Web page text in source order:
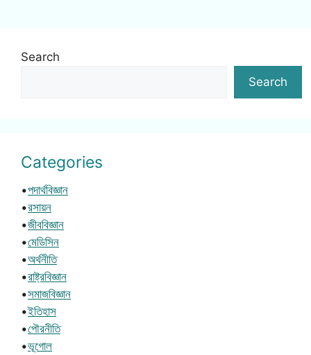
Search
Search
Categories
•পদার্থবিজ্ঞান
•রসায়ন
•জীববিজ্ঞান
•মেডিসিন
•অর্থনীতি
•রাষ্ট্রবিজ্ঞান
•সমাজবিজ্ঞান
•ইতিহাস
•পৌরনীতি
•ভূগোল